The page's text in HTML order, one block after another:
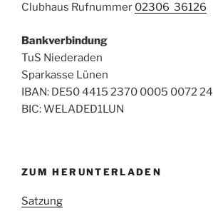
Clubhaus Rufnummer 02306 36126
Bankverbindung
TuS Niederaden
Sparkasse Lünen
IBAN: DE50 4415 2370 0005 0072 24
BIC: WELADED1LUN
ZUM HERUNTERLADEN
Satzung